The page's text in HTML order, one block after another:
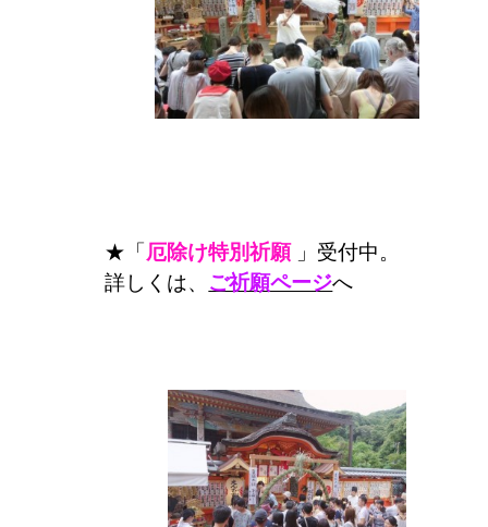
★「厄除け特別祈願」受付中。
詳しくは、 ご祈願ページへ